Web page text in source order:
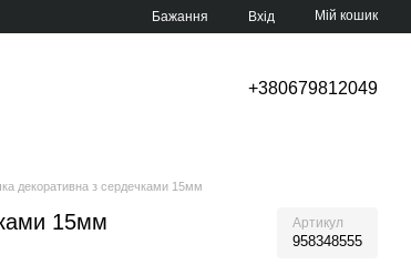
Бажання Вхід Мій кошик
+380679812049
декоративна з сердечками 15мм
15мм Артикул
958348555